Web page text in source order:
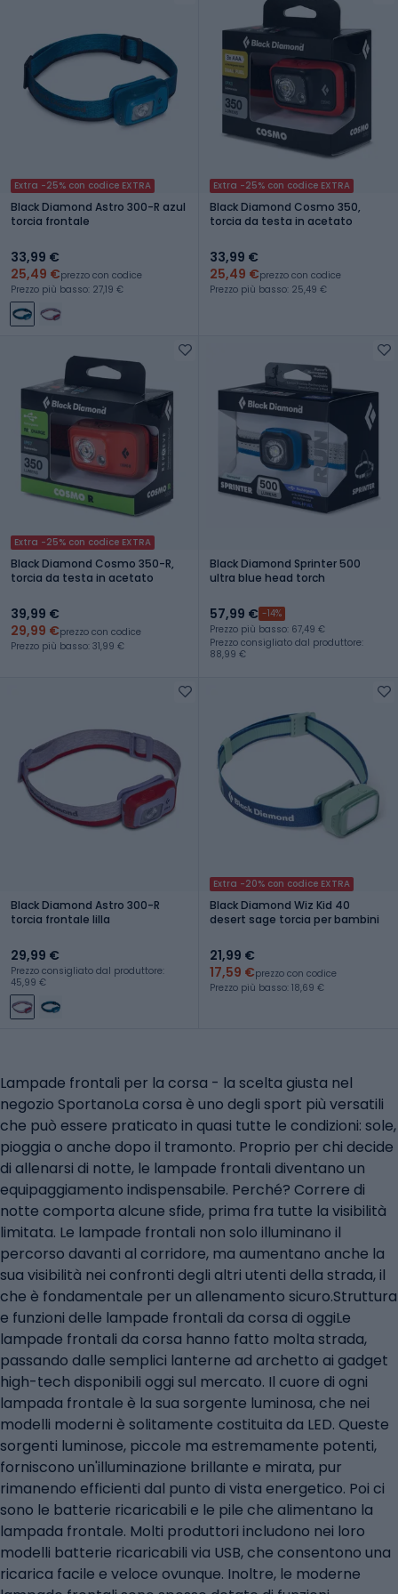
Extra -25% con codice EXTRA
Black Diamond Astro 300-R azul
torcia frontale
33,99 €
25,49 €prezzo con codice
Prezzo più basso: 27,19 €
Extra -25% con codice EXTRA
Black Diamond Cosmo 350,
torcia da testa in acetato
33,99 €
25,49 €prezzo con codice
Prezzo più basso: 25,49 €
Extra -25% con codice EXTRA
Black Diamond Cosmo 350-R,
torcia da testa in acetato
39,99 €
29,99 €prezzo con codice
Prezzo più basso: 31,99 €
Black Diamond Sprinter 500
ultra blue head torch
57,99 € -14%
Prezzo più basso: 67,49 €
Prezzo consigliato dal produttore:
88,99 €
Black Diamond Astro 300-R
torcia frontale lilla
29,99 €
Prezzo consigliato dal produttore:
45,99 €
Extra -20% con codice EXTRA
Black Diamond Wiz Kid 40
desert sage torcia per bambini
21,99 €
17,59 €prezzo con codice
Prezzo più basso: 18,69 €
Lampade frontali per la corsa - la scelta giusta nel
negozio SportanoLa corsa è uno degli sport più versatili
che può essere praticato in quasi tutte le condizioni: sole,
pioggia o anche dopo il tramonto. Proprio per chi decide
di allenarsi di notte, le lampade frontali diventano un
equipaggiamento indispensabile. Perché? Correre di
notte comporta alcune sfide, prima fra tutte la visibilità
limitata. Le lampade frontali non solo illuminano il
percorso davanti al corridore, ma aumentano anche la
sua visibilità nei confronti degli altri utenti della strada, il
che è fondamentale per un allenamento sicuro.Struttura
e funzioni delle lampade frontali da corsa di oggiLe
lampade frontali da corsa hanno fatto molta strada,
passando dalle semplici lanterne ad archetto ai gadget
high-tech disponibili oggi sul mercato. Il cuore di ogni
lampada frontale è la sua sorgente luminosa, che nei
modelli moderni è solitamente costituita da LED. Queste
sorgenti luminose, piccole ma estremamente potenti,
forniscono un'illuminazione brillante e mirata, pur
rimanendo efficienti dal punto di vista energetico. Poi ci
sono le batterie ricaricabili e le pile che alimentano la
lampada frontale. Molti produttori includono nei loro
modelli batterie ricaricabili via USB, che consentono una
ricarica facile e veloce ovunque. Inoltre, le moderne